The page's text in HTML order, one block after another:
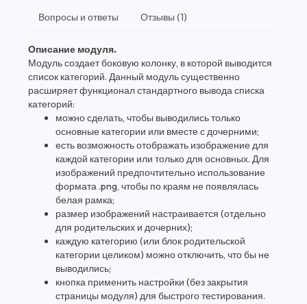
Вопросы и ответы Отзывы (1)
Описание модуля.
Модуль создает боковую колонку, в которой выводится
список категорий. Данный модуль существенно
расширяет функционал стандартного вывода списка
категорий:
можно сделать, чтобы выводились только
основные категории или вместе с дочерними;
есть возможность отображать изображение для
каждой категории или только для основных. Для
изображений предпочтительно использование
формата .png, чтобы по краям не появлялась
белая рамка;
размер изображений настраивается (отдельно
для родительских и дочерних);
каждую категорию (или блок родительской
категории целиком) можно отключить, что бы не
выводились;
кнопка применить настройки (без закрытия
страницы модуля) для быстрого тестирования.